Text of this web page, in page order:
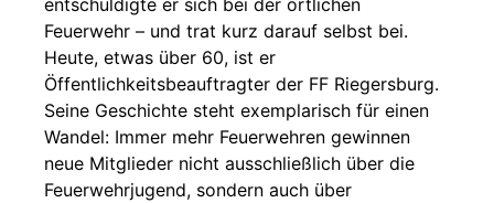
entschuldigte er sich bei der örtlichen
Feuerwehr – und trat kurz darauf selbst bei.
Heute, etwas über 60, ist er
Öffentlichkeitsbeauftragter der FF Riegersburg.
Seine Geschichte steht exemplarisch für einen
Wandel: Immer mehr Feuerwehren gewinnen
neue Mitglieder nicht ausschließlich über die
Feuerwehrjugend, sondern auch über